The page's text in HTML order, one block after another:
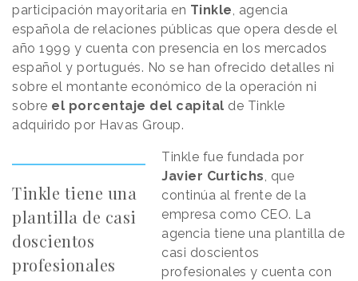
participación mayoritaria en Tinkle, agencia
española de relaciones públicas que opera desde el
año 1999 y cuenta con presencia en los mercados
español y portugués. No se han ofrecido detalles ni
sobre el montante económico de la operación ni
sobre el porcentaje del capital de Tinkle
adquirido por Havas Group.
Tinkle tiene una
plantilla de casi
doscientos
profesionales
Tinkle fue fundada por
Javier Curtichs, que
continúa al frente de la
empresa como CEO. La
agencia tiene una plantilla de
casi doscientos
profesionales y cuenta con